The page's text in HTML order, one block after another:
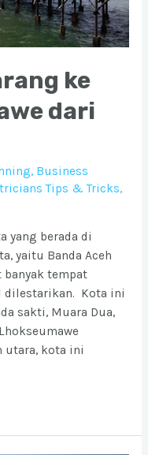
ke
dari
, Business
Tips & Tricks,
yang berada di
yaitu Banda Aceh
banyak tempat
dilestarikan. Kota ini
sakti, Muara Dua,
utara, kota ini